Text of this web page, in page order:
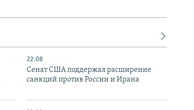
22:08
Сенат США поддержал расширение
санкций против России и Ирана